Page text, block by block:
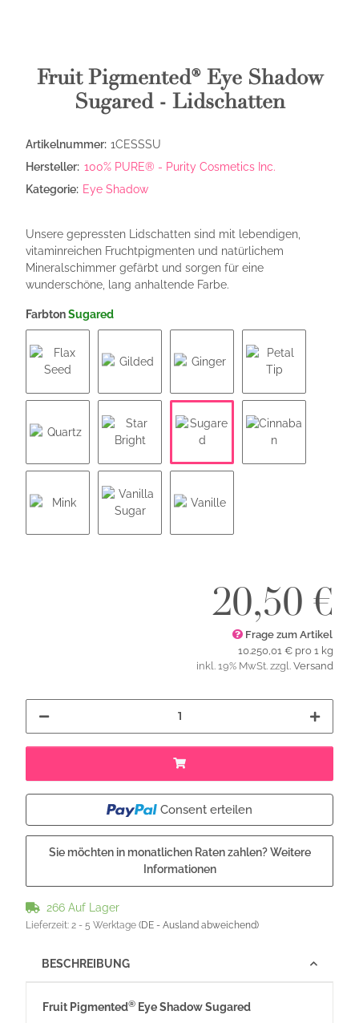
Fruit Pigmented® Eye Shadow
Sugared - Lidschatten
Artikelnummer: 1CESSSU
Hersteller: 100% PURE® - Purity Cosmetics Inc.
Kategorie: Eye Shadow
Unsere gepressten Lidschatten sind mit lebendigen,
vitaminreichen Fruchtpigmenten und natürlichem
Mineralschimmer gefärbt und sorgen für eine
wunderschöne, lang anhaltende Farbe.
FarbtonSugared
Flax Seed Gilded Ginger Petal Tip
Quartz Star Bright Sugared
20,50 €
Frage zum Artikel
10.250,01 € pro 1 kg
inkl. 19% MwSt. zzgl. Versand
Consent erteilen
Sie möchten in monatlichen Raten zahlen?Weitere
Informationen
266 Auf Lager
Lieferzeit: 2 - 5 Werktage (DE - Ausland abweichend)
BESCHREIBUNG
Fruit Pigmented® Eye Shadow Sugared